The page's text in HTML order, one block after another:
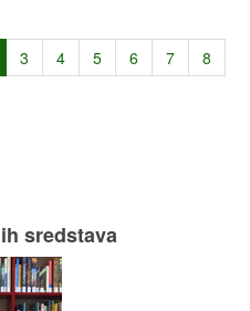
3 4 5 6 7 8
sredstava